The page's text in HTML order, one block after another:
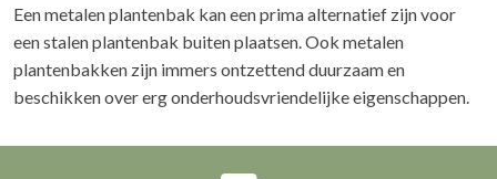
Een metalen plantenbak kan een prima alternatief zijn voor
een stalen plantenbak buiten plaatsen. Ook metalen
plantenbakken zijn immers ontzettend duurzaam en
beschikken over erg onderhoudsvriendelijke eigenschappen.